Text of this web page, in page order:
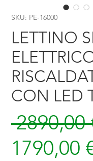
SKU: PE-16000
LETTINO
CON LED
2890,00
1790,00